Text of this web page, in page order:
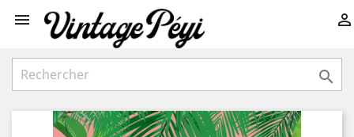
 
